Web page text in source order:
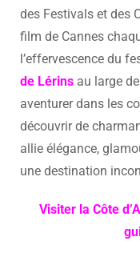
des Festivals et des
film de Cannes
l’effervescence du
de Lérins au large
aventurer dans les
découvrir de
allie élégance,
une destination
Visiter la Côte